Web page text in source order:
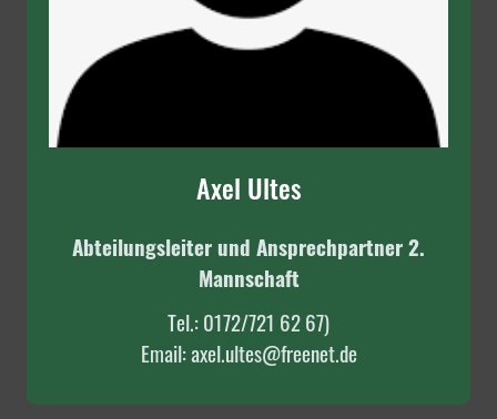
Axel Ultes
Abteilungsleiter und Ansprechpartner 2.
Mannschaft
Tel.:0172/721 62 67)
Email: axel.ultes@freenet.de